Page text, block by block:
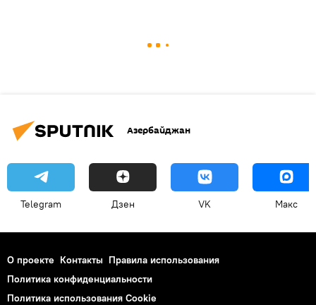
Азербайджан
Telegram Дзен VK Макс
О проекте Контакты Правила использования
Политика конфиденциальности
Политика использования Cookie